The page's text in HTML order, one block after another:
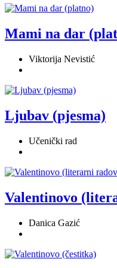
Mami na dar
Viktorija Nevistić
Ljubav (pjesma)
Učenički rad
Valentinovo
Danica Gazić